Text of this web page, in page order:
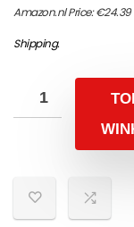
Amazon.nl Price:€24.39
Shipping.